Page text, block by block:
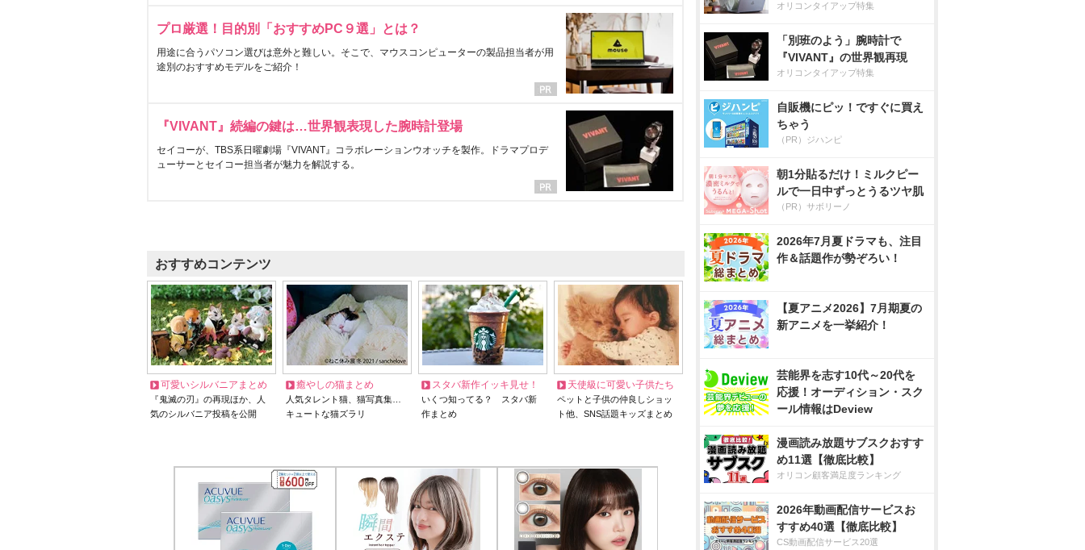
プロ厳選！目的別「おすすめPC９選」とは？
用途に合うパソコン選びは意外と難しい。そこで、マウスコンピューターの製品担当者が用
途別のおすすめモデルをご紹介！
『VIVANT』続編の鍵は…世界観表現した腕時計登場
セイコーが、TBS系日曜劇場『VIVANT』コラボレーションウオッチを製作。ドラマプロデ
ューサーとセイコー担当者が魅力を解説する。
おすすめコンテンツ
可愛いシルバニアまとめ
『鬼滅の刃』の再現ほか、人
気のシルバニア投稿を公開
癒やしの猫まとめ
人気タレント猫、猫写真集…
キュートな猫ズラリ
スタバ新作イッキ見せ！
いくつ知ってる？ スタバ新
作まとめ
天使級に可愛い子供たち
ペットと子供の仲良しショッ
ト他、SNS話題キッズまとめ
オリコンタイアップ特集
「別班のよう」腕時計で
『VIVANT』の世界観再現
オリコンタイアップ特集
自販機にピッ！ですぐに買え
ちゃう
（PR）ジハンピ
朝1分貼るだけ！ミルクピー
ルで一日中ずっとうるツヤ肌
（PR）サボリーノ
2026年7月夏ドラマも、注目
作＆話題作が勢ぞろい！
【夏アニメ2026】7月期夏の
新アニメを一挙紹介！
芸能界を志す10代～20代を
応援！オーディション・スク
ール情報はDeview
漫画読み放題サブスクおすす
め11選【徹底比較】
オリコン顧客満足度ランキング
2026年動画配信サービスお
すすめ40選【徹底比較】
CS動画配信サービス20選